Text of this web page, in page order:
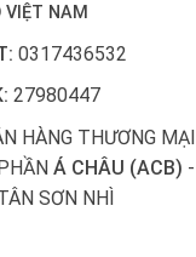
VIỆT NAM
0317436532
27980447
HÀNG THƯƠNG MẠI
Á CHÂU (ACB) -
SƠN NHÌ